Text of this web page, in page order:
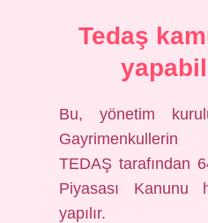
Tedaş
Bu, yönetim
Gayrimenkullerin
TEDAŞ tarafından
Piyasası Kanunu
yapılır.